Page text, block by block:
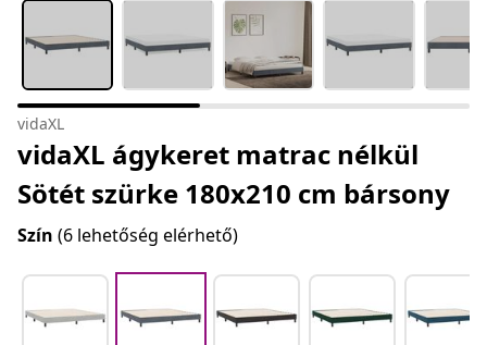
vidaXL
vidaXL ágykeret matrac nélkül
Sötét szürke 180x210 cm bársony
Szín (6 lehetőség elérhető)